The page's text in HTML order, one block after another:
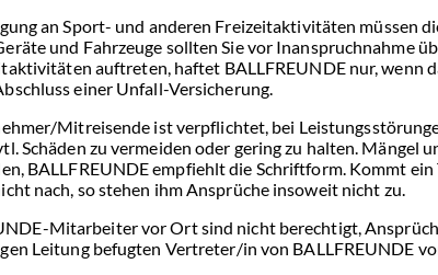
an Sport- und anderen Freizeitaktivitäten müssen
und Fahrzeuge sollten Sie vor Inanspruchnahme
auftreten, haftet BALLFREUNDE nur, wenn
einer Unfall-Versicherung.
Mitreisende ist verpflichtet, bei
Schäden zu vermeiden oder gering zu halten.
BALLFREUNDE empfiehlt die Schriftform. Kommt
nach, so stehen ihm Ansprüche insoweit nicht zu.
Mitarbeiter vor Ort sind nicht berechtigt,
Leitung befugten Vertreter/in von BALLFREUNDE